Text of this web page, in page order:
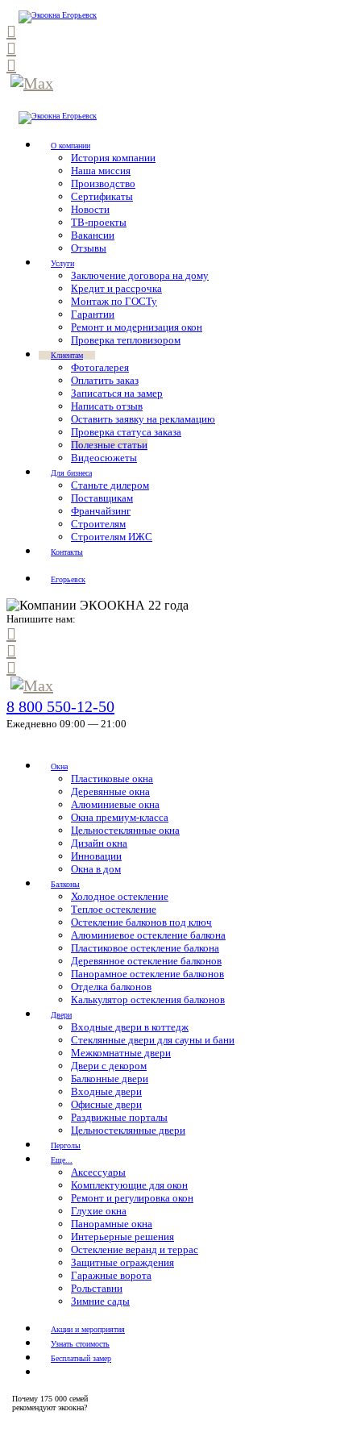
О компании
История компании
Наша миссия
Производство
Сертификаты
Новости
ТВ-проекты
Вакансии
Отзывы
Услуги
Заключение договора на дому
Кредит и рассрочка
Монтаж по ГОСТу
Гарантии
Ремонт и модернизация окон
Проверка тепловизором
Клиентам
Фотогалерея
Оплатить заказ
Записаться на замер
Написать отзыв
Оставить заявку на рекламацию
Проверка статуса заказа
Полезные статьи
Видеосюжеты
Для бизнеса
Станьте дилером
Поставщикам
Франчайзинг
Строителям
Строителям ИЖС
Контакты
Егорьевск
Напишите нам:
8 800 550-12-50
Ежедневно 09:00 — 21:00
Окна
Пластиковые окна
Деревянные окна
Алюминиевые окна
Окна премиум-класса
Цельностеклянные окна
Дизайн окна
Инновации
Окна в дом
Балконы
Холодное остекление
Теплое остекление
Остекление балконов под ключ
Алюминиевое остекление балкона
Пластиковое остекление балкона
Деревянное остекление балконов
Панорамное остекление балконов
Отделка балконов
Калькулятор остекления балконов
Двери
Входные двери в коттедж
Стеклянные двери для сауны и бани
Межкомнатные двери
Двери с декором
Балконные двери
Входные двери
Офисные двери
Раздвижные порталы
Цельностеклянные двери
Перголы
Еще...
Аксессуары
Комплектующие для окон
Ремонт и регулировка окон
Глухие окна
Панорамные окна
Интерьерные решения
Остекление веранд и террас
Защитные ограждения
Гаражные ворота
Рольставни
Зимние сады
Акции и мероприятия
Узнать стоимость
Бесплатный замер
Почему 175 000 семей
рекомендуют экоокна?